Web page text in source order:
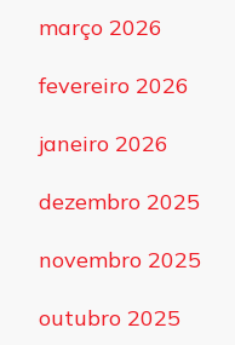
março 2026
fevereiro 2026
janeiro 2026
dezembro 2025
novembro 2025
outubro 2025